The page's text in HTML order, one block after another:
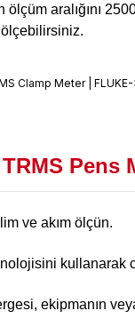
aralığını
Pens
ve akım ölçün.
kullanarak
ekipmanın